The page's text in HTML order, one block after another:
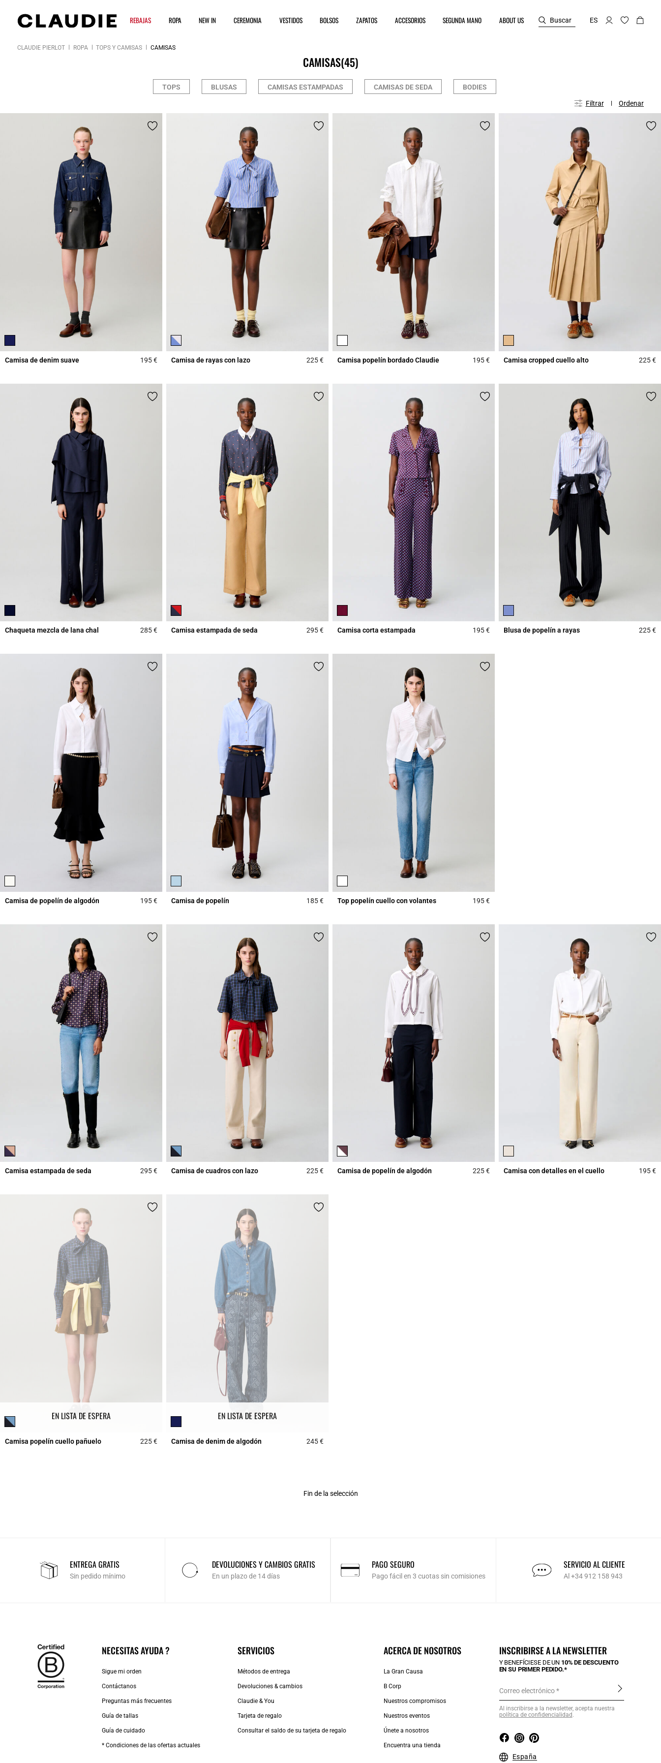
REBAJAS ROPA NEW IN CEREMONIA VESTIDOS BOLSOS ZAPATOS ACCESORIOS SEGUNDA MANO ABOUT US Buscar ES
CLAUDIE PIERLOT ROPA TOPS Y CAMISAS CAMISAS
CAMISAS(45)
TOPS BLUSAS CAMISAS ESTAMPADAS CAMISAS DE SEDA BODIES
Filtrar Ordenar
Camisa de denim suave 195 €5 out of 5 Customer Rating
Camisa de rayas con lazo 225 €3,1 out of 5 Customer Rating
Camisa popelín bordado Claudie 195 €3,9 out of 5 Customer Rating
Camisa cropped cuello alto 225 €
Chaqueta mezcla de lana chal 285 €4 out of 5 Customer Rating
Camisa estampada de seda 295 €5 out of 5 Customer Rating
Camisa corta estampada 195 €4,6 out of 5 Customer Rating
Blusa de popelín a rayas 225 €
Camisa de popelín de algodón 195 €3,8 out of 5 Customer Rating
Camisa de popelín 185 €5 out of 5 Customer Rating
Top popelín cuello con volantes 195 €3,6 out of 5 Customer Rating
Camisa estampada de seda 295 €5 out of 5 Customer Rating
Camisa de cuadros con lazo 225 €4,2 out of 5 Customer Rating
Camisa de popelín de algodón 225 €3,9 out of 5 Customer Rating
Camisa con detalles en el cuello 195 €4
EN LISTA DE ESPERA
Camisa popelín cuello pañuelo 225 €5 out of 5 Customer Rating
EN LISTA DE ESPERA
Camisa de denim de algodón 245 €5 out of 5 Customer Rating
Fin de la selección
ENTREGA GRATIS
Sin pedido mínimo
DEVOLUCIONES Y CAMBIOS GRATIS
En un plazo de 14 días
PAGO SEGURO
Pago fácil en 3 cuotas sin comisiones
SERVICIO AL CLIENTE
Al +34 912 158 943
NECESITAS AYUDA ?
Sigue mi orden
Contáctanos
Preguntas más frecuentes
Guía de tallas
Guía de cuidado
* Condiciones de las ofertas actuales
SERVICIOS
Métodos de entrega
Devoluciones & cambios
Claudie & You
Tarjeta de regalo
Consultar el saldo de su tarjeta de regalo
ACERCA DE NOSOTROS
La Gran Causa
B Corp
Nuestros compromisos
Nuestros eventos
Únete a nosotros
Encuentra una tienda
INSCRIBIRSE A LA NEWSLETTER
Y BENEFÍCIESE DE UN 10% DE DESCUENTO
EN SU PRIMER PEDIDO.*
Correo electrónico
Al inscribirse a la newsletter, acepta nuestra
política de confidencialidad.
España